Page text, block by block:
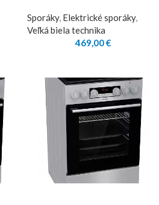
Sporáky, Elektrické sporáky,
Veľká biela technika
469,00€